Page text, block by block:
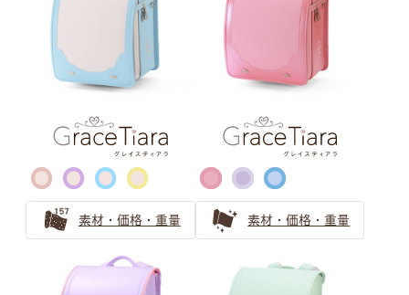
ブルー・ネイビー ランドセルの
選び方
知性的な品のある、青色・ネイビー系の人気ランドセルを
ご紹介
クールビューティーなネイビーのランドセル
ブラック ランドセルの選び方
素材・価格・重量 素材・価格・重量